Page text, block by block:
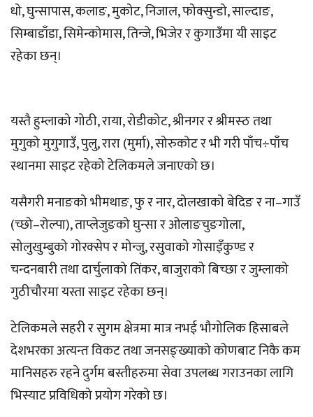
धो, घुन्सापास, कलाङ, मुकोट, निजाल, फोक्सुन्डो, साल्दाङ,
सिम्बाडाँडा, सिमेन्कोमास, तिन्जे, भिजेर र कुगाउँमा यी साइट
रहेका छन्।
यस्तै हुम्लाको गोठी, राया, रोडीकोट, श्रीनगर र श्रीमस्ठ तथा
मुगुको मुगुगाउँ, पुलु, रारा (मुर्मा), सोरुकोट र भी गरी पाँच÷पाँच
स्थानमा साइट रहेको टेलिकमले जनाएको छ।
यसैगरी मनाङको भीमथाङ, फु र नार, दोलखाको बेदिङ र ना–गाउँ
(च्छो–रोल्पा), ताप्लेजुङको घुन्सा र ओलाङचुङगोला,
सोलुखुम्बुको गोरक्सेप र मोन्जु, रसुवाको गोसाइँकुण्ड र
चन्दनबारी तथा दार्चुलाको तिंकर, बाजुराको बिच्छा र जुम्लाको
गुठीचौरमा यस्ता साइट रहेका छन्।
टेलिकमले सहरी र सुगम क्षेत्रमा मात्र नभई भौगोलिक हिसाबले
देशभरका अत्यन्त विकट तथा जनसङ्ख्याको कोणबाट निकै कम
मानिसहरु रहने दुर्गम बस्तीहरुमा सेवा उपलब्ध गराउनका लागि
भिस्याट प्रविधिको प्रयोग गरेको छ।